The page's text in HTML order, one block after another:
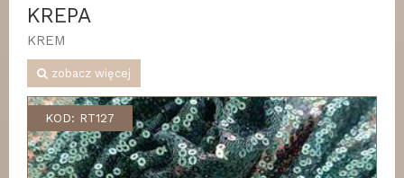
KREPA
KREM
zobacz więcej
KOD: RT127